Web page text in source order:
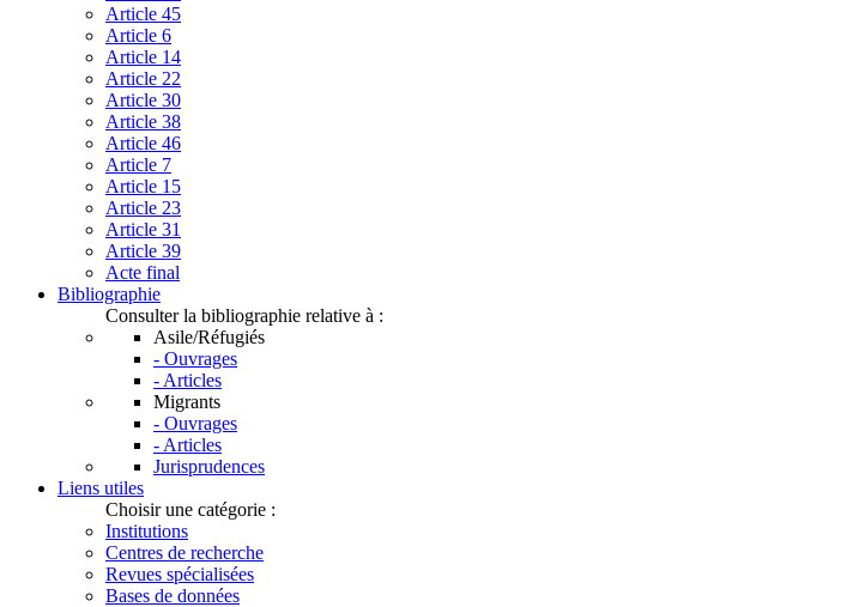
Article 45
Article 6
Article 14
Article 22
Article 30
Article 38
Article 46
Article 7
Article 15
Article 23
Article 31
Article 39
Acte final
Bibliographie
Consulter la bibliographie relative à :
Asile/Réfugiés
- Ouvrages
- Articles
Migrants
- Ouvrages
- Articles
Jurisprudences
Liens utiles
Choisir une catégorie :
Institutions
Centres de recherche
Revues spécialisées
Bases de données